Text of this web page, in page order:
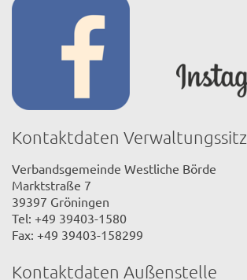
Kontaktdaten Verwaltungssitz
Verbandsgemeinde Westliche Börde
Marktstraße 7
39397 Gröningen
Tel: +49 39403-1580
Fax: +49 39403-158299
Kontaktdaten Außenstelle